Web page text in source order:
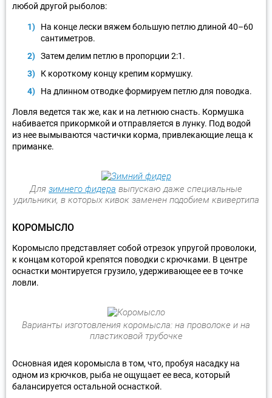
любой другой рыболов:
На конце лески вяжем большую петлю длиной 40–60
сантиметров.
Затем делим петлю в пропорции 2:1.
К короткому концу крепим кормушку.
На длинном отводке формируем петлю для поводка.
Ловля ведется так же, как и на летнюю снасть. Кормушка
набивается прикормкой и отправляется в лунку. Под водой
из нее вымываются частички корма, привлекающие леща к
приманке.
Для зимнего фидера выпускаю даже специальные
удильники, в которых кивок заменен подобием квивертипа
КОРОМЫСЛО
Коромысло представляет собой отрезок упругой проволоки,
к концам которой крепятся поводки с крючками. В центре
оснастки монтируется грузило, удерживающее ее в точке
ловли.
Варианты изготовления коромысла: на проволоке и на
пластиковой трубочке
Основная идея коромысла в том, что, пробуя насадку на
одном из крючков, рыба не ощущает ее веса, который
балансируется остальной оснасткой.